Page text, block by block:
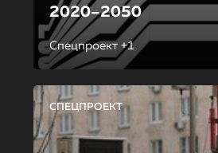
2020–2050
Спецпроект +1
СПЕЦПРОЕКТ